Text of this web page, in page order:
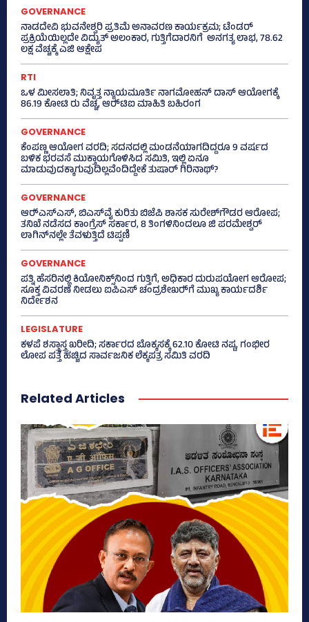
GOVERNANCE
ನಾಡದೇವಿ ಭುವನೇಶ್ವರಿ ಪ್ರತಿಮೆ ಅನಾವರಣ ಕಾರ್ಯಕ್ರಮ; ಟೆಂಡರ್
ಪ್ರಕ್ರಿಯೆಯಿಲ್ಲದೇ ವಿದ್ಯುತ್‌ ಅಲಂಕಾರ, ಗುತ್ತಿಗೆದಾರನಿಗೆ ಅನಗತ್ಯ ಲಾಭ, 78.62
ಲಕ್ಷ ವೆಚ್ಚಕ್ಕೆ ಎಜಿ ಆಕ್ಷೇಪ
RTI
ಒಳ ಮೀಸಲಾತಿ; ನಿವೃತ್ತ ನ್ಯಾಯಮೂರ್ತಿ ನಾಗಮೋಹನ್ ದಾಸ್ ಆಯೋಗಕ್ಕೆ
86.19 ಕೋಟಿ ರು ವೆಚ್ಚ, ಆರ್‍‌ಟಿಐ ಮಾಹಿತಿ ಬಹಿರಂಗ
GOVERNANCE
ಕೆಂಪಣ್ಣ ಆಯೋಗ ವರದಿ; ಸದನದಲ್ಲಿ ಮಂಡನೆಯಾಗದಿದ್ದರೂ 9 ವರ್ಷದ
ಬಳಿಕ ಭರವಸೆ ಮುಕ್ತಾಯಗೊಳಿಸಿದ ಸಮಿತಿ, ಇಲ್ಲಿ ಏನೂ
ಮಾಡುವುದಕ್ಕಾಗುವುದಿಲ್ಲವೆಂದಿದ್ದೇಕೆ ತುಷಾರ್ ಗಿರಿನಾಥ್?
GOVERNANCE
ಆರ್‍‌ಎಸ್‌ಎಸ್‌, ಬಿಎಸ್‌ವೈ ಕುರಿತು ಬಿಜೆಪಿ ಶಾಸಕ ಸುರೇಶ್‌ಗೌಡರ ಆರೋಪ;
ತನಿಖೆ ನಡೆಸದ ಕಾಂಗ್ರೆಸ್‌ ಸರ್ಕಾರ, 8 ತಿಂಗಳಿನಿಂದಲೂ ಜಿ ಪರಮೇಶ್ವರ್
ಲಾಗಿನ್‌ನಲ್ಲೇ ತೆವಳುತ್ತಿದೆ ಟಿಪ್ಪಣಿ
GOVERNANCE
ಪತ್ನಿ ಹೆಸರಿನಲ್ಲಿ ಕಿಯೋನಿಕ್ಸ್‌ನಿಂದ ಗುತ್ತಿಗೆ, ಅಧಿಕಾರ ದುರುಪಯೋಗ ಆರೋಪ;
ಸೂಕ್ತ ವಿವರಣೆ ನೀಡಲು ಐಪಿಎಸ್‌ ಚಂದ್ರಶೇಖರ್‍‌ಗೆ ಮುಖ್ಯ ಕಾರ್ಯದರ್ಶಿ
ನಿರ್ದೇಶನ
LEGISLATURE
ಕಳಪೆ ಶಸ್ತ್ರಾಸ್ತ್ರ ಖರೀದಿ; ಸರ್ಕಾರದ ಬೊಕ್ಕಸಕ್ಕೆ 62.10 ಕೋಟಿ ನಷ್ಟ, ಗಂಭೀರ
ಲೋಪ ಪತ್ತೆ ಹಚ್ಚಿದ ಸಾರ್ವಜನಿಕ ಲೆಕ್ಕಪತ್ರ ಸಮಿತಿ ವರದಿ
Related Articles